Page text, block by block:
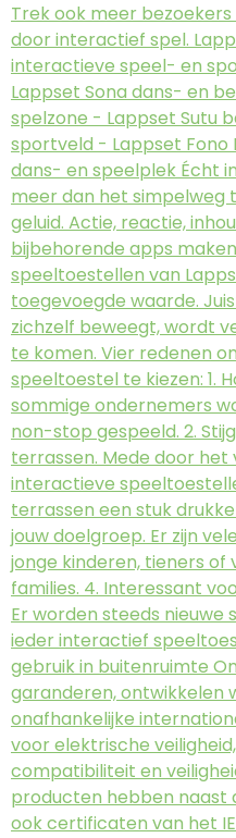
Trek ook meer
door interactief spel.
interactieve speel- en
Lappset Sona dans- en
spelzone - Lappset Sutu
sportveld - Lappset
dans- en speelplek Écht
meer dan het simpelweg
geluid. Actie, reactie,
bijbehorende apps
speeltoestellen van
toegevoegde waarde.
zichzelf beweegt, wordt
te komen. Vier redenen
speeltoestel te kiezen: 1.
sommige ondernemers
non-stop gespeeld. 2.
terrassen. Mede door
interactieve
terrassen een stuk
jouw doelgroep. Er zijn
jonge kinderen, tieners
families. 4. Interessant
Er worden steeds
ieder interactief
gebruik in buitenruimte
garanderen, ontwikkelen
onafhankelijke
voor elektrische
compatibiliteit en
producten hebben naast
ook certificaten van het